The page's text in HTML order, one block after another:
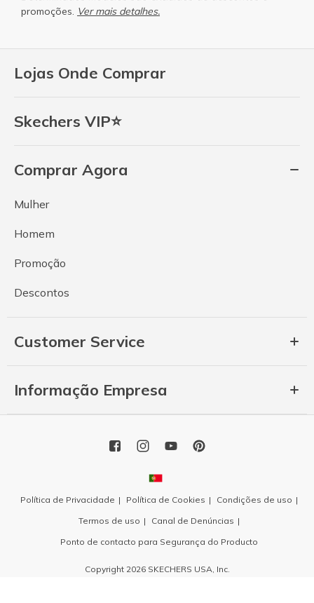
Lojas Onde Comprar
Skechers VIP⭐
Comprar Agora
Mulher
Homem
Promoção
Descontos
Customer Service
Informação Empresa
promoções. Ver mais detalhes.
Política de Privacidade Política de Cookies
Condições de uso
Termos de uso
Canal de Denúncias
Ponto de contacto para Segurança do Producto
Copyright 2026 SKECHERS USA, Inc.